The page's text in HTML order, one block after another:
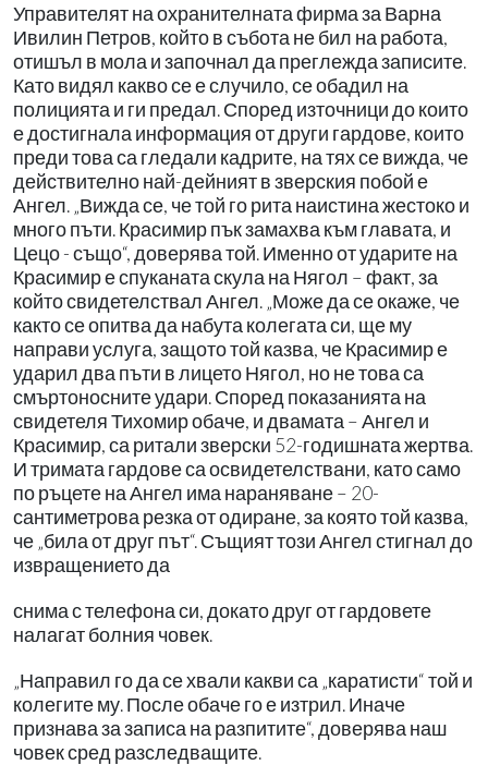
Управителят на охранителната фирма за Варна
Ивилин Петров, който в събота не бил на работа,
отишъл в мола и започнал да преглежда записите.
Като видял какво се е случило, се обадил на
полицията и ги предал. Според източници до които
е достигнала информация от други гардове, които
преди това са гледали кадрите, на тях се вижда, че
действително най-дейният в зверския побой е
Ангел. „Вижда се, че той го рита наистина жестоко и
много пъти. Красимир пък замахва към главата, и
Цецо - също“, доверява той. Именно от ударите на
Красимир е спуканата скула на Нягол – факт, за
който свидетелствал Ангел. „Може да се окаже, че
както се опитва да набута колегата си, ще му
направи услуга, защото той казва, че Красимир е
ударил два пъти в лицето Нягол, но не това са
смъртоносните удари. Според показанията на
свидетеля Тихомир обаче, и двамата – Ангел и
Красимир, са ритали зверски 52-годишната жертва.
И тримата гардове са освидетелствани, като само
по ръцете на Ангел има нараняване – 20-
сантиметрова резка от одиране, за която той казва,
че „била от друг път“. Същият този Ангел стигнал до
извращението да
снима с телефона си, докато друг от гардовете
налагат болния човек.
„Направил го да се хвали какви са „каратисти“ той и
колегите му. После обаче го е изтрил. Иначе
признава за записа на разпитите“, доверява наш
човек сред разследващите.